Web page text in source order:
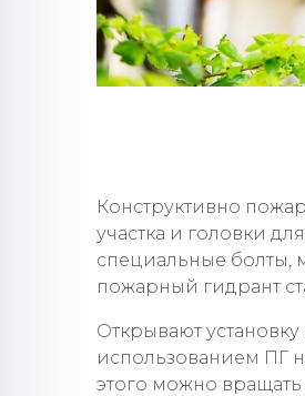
Конструктивно
участка и головки
специальные болты,
пожарный гидрант
Открывают
использованием ПГ
этого можно вращать